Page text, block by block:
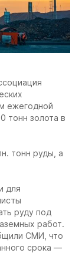
ежегодной
тонн золота в
тонн руды, а
для
руду под
работ.
СМИ, что
срока —